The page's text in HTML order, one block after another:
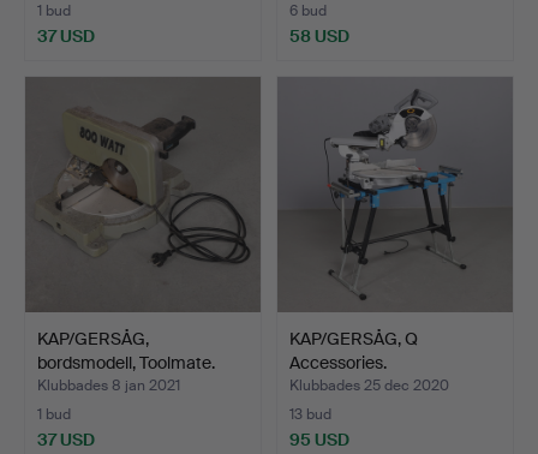
1 bud
37 USD
6 bud
58 USD
KAP/GERSÅG,
bordsmodell, Toolmate.
Klubbades 8 jan 2021
1 bud
37 USD
KAP/GERSÅG, Q
Accessories.
Klubbades 25 dec 2020
13 bud
95 USD